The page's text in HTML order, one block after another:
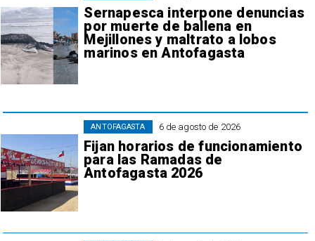
Sernapesca interpone denuncias
por muerte de ballena en
Mejillones y maltrato a lobos
marinos en Antofagasta
6 de agosto de 2026
Fijan horarios de funcionamiento
para las Ramadas de
Antofagasta 2026
ANTOFAGASTA